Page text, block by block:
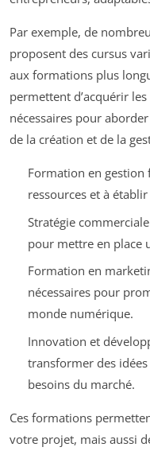
Par exemple, de
proposent des cursus
aux formations plus
permettent d’acquérir les
nécessaires pour
de la création et de la
Formation en gestion
ressources et à
Stratégie
pour mettre en place
Formation en
nécessaires pour
monde numérique.
Innovation et
transformer des
besoins du marché.
Ces formations
votre projet, mais aussi